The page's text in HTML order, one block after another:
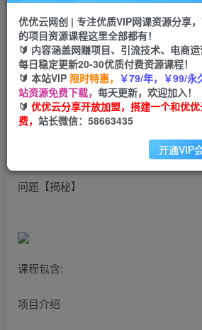
云币9.9云币
会员免费
立即购买
您当前未登录！建议登陆后
一份资料多种变现方式，小白也能轻
问题【揭秘】
课程包含:
项目介绍
优优云网创 | 专注优质VIP网课资源分享
的项目资源课程这里全部都有！
🔰 内容涵盖网赚项目、引流技术、电商运
每日稳定更新20-30优质付费资源课程！
🔰 本站VIP 限时特惠， ￥79/年，￥99/永
站资源免费下载， 每天更新，欢迎加入！
🔰 优优云分享开放加盟，搭建一个和优
费， 站长微信：58663435
开通VIP